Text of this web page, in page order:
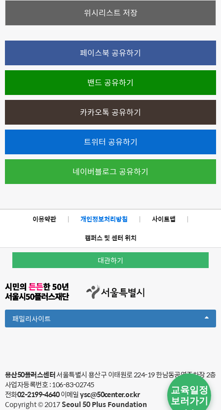
교육일정
보러가기
위시리스트 저장
페이스북 공유하기
밴드 공유하기
카카오톡 공유하기
트위터 공유하기
네이버블로그 공유하기
이용약관 | 개인정보처리방침 | 사이트맵
|
캠퍼스 및 센터 위치
대관하기
패밀리사이트Toggle
Dropdown
용산50플러스센터서울특별시 용산구 이태원로 224-19 한남동공영주차장 2층
사업자등록번호 : 106-83-02745
전화02-2199-4640이메일ysc@50center.or.kr
Copyright © 2017Seoul 50 Plus Foundation